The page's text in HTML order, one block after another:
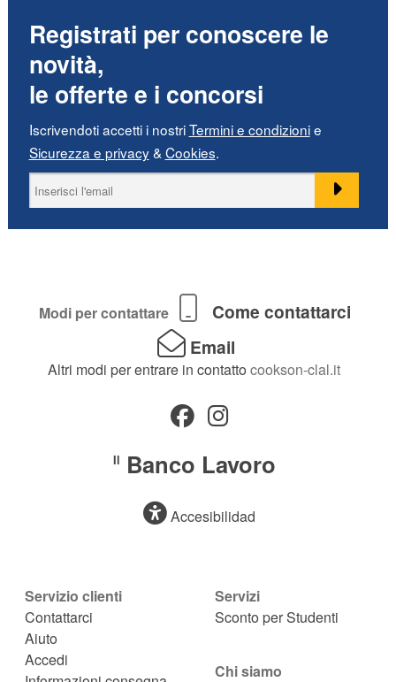
Registrati per conoscere le
novità,
le offerte e i concorsi
Iscrivendoti accetti i nostriTermini e condizionie
Sicurezza e privacy& Cookies.
Modi per contattare
Come contattarci
Email
Altri modi per entrare in contatto cookson-clal.it
Il Banco Lavoro
Accesibilidad
Servizio clienti
Contattarci
Aiuto
Accedi
Servizi
Sconto per Studenti
Chi siamo